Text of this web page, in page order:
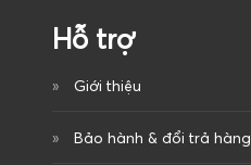
Hỗ trợ
Giới thiệu
Bảo hành & đổi trả hàng